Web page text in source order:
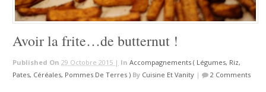
Avoir la frite…de butternut !
Published On 29 Octobre 2015 | In Accompagnements ( Légumes, Riz,
Pates, Céréales, Pommes De Terres ) By Cuisine Et Vanity | 2 Comments